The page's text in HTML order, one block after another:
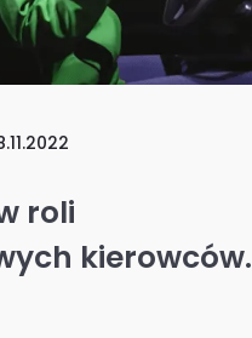
roli
kierowców.